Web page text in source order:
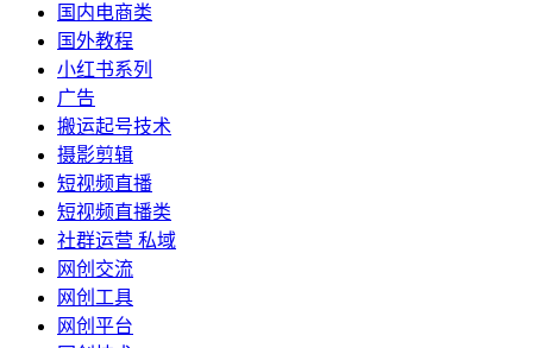
国内电商类
国外教程
小红书系列
广告
搬运起号技术
摄影剪辑
短视频直播
短视频直播类
社群运营 私域
网创交流
网创工具
网创平台